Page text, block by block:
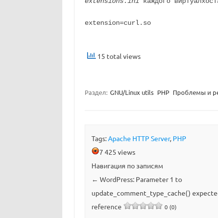
extension=curl.so
15 total views
Раздел: GNU/Linux utils PHP Проблемы и
Tags:Apache HTTP Server, PHP
7 425 views
Навигация по записям
← WordPress: Parameter 1 to
update_comment_type_cache()
reference
0 (0)